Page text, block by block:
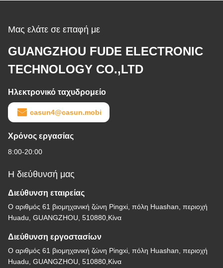
Μας ελάτε σε επαφή με
GUANGZHOU FUDE ELECTRONIC
TECHNOLOGY CO.,LTD
Ηλεκτρονικό ταχυδρομείο
casun4@casun.mobi
Χρόνος εργασίας
8:00-20:00
Η διεύθυνσή μας
Διεύθυνση εταιρείας
Ο αριθμός 61 βιομηχανική ζώνη Pingxi, πόλη Huashan, περιοχή
Huadu, GUANGZHOU, 510880,Κίνα
Διεύθυνση εργοστασίων
Ο αριθμός 61 βιομηχανική ζώνη Pingxi, πόλη Huashan, περιοχή
Huadu, GUANGZHOU, 510880,Κίνα